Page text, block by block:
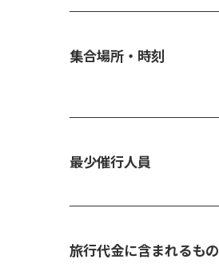
集合場所・時刻
最少催行人員
旅行代金に含まれるもの